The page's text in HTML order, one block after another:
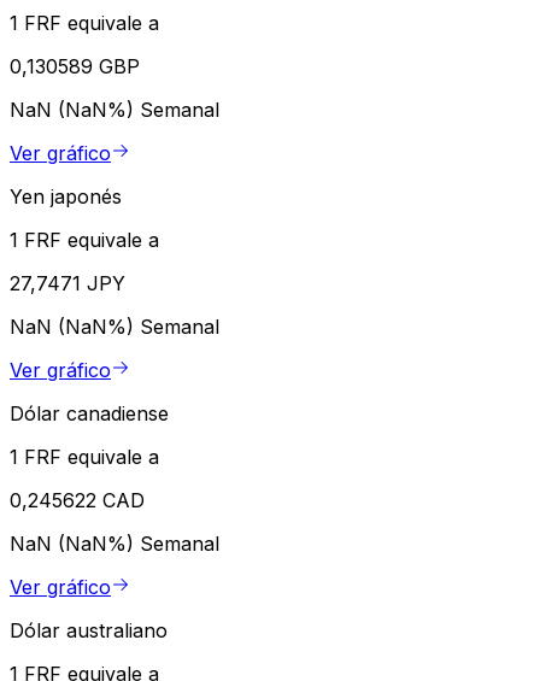
1 FRF equivale a
0,130589 GBP
NaN (NaN%) Semanal
Ver gráfico
Yen japonés
1 FRF equivale a
27,7471 JPY
NaN (NaN%) Semanal
Ver gráfico
Dólar canadiense
1 FRF equivale a
0,245622 CAD
NaN (NaN%) Semanal
Ver gráfico
Dólar australiano
1 FRF equivale a